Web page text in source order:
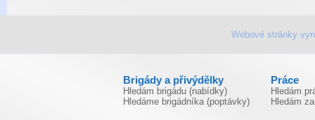
Webové stránky
Brigády a přivýdělky
Hledám brigádu (nabídky)
Hledáme brigádníka (poptávky)
Práce
Hledám
Hledám